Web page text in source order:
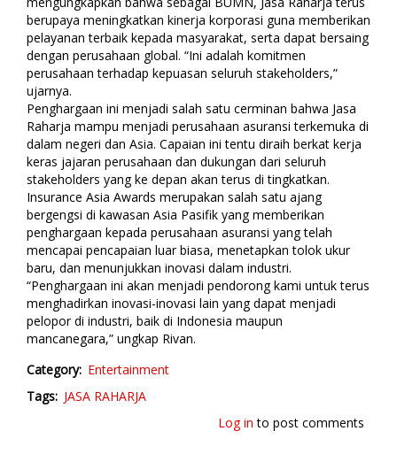
berupaya meningkatkan kinerja korporasi guna memberikan
pelayanan terbaik kepada masyarakat, serta dapat bersaing
dengan perusahaan global. “Ini adalah komitmen
perusahaan terhadap kepuasan seluruh stakeholders,”
ujarnya.
Penghargaan ini menjadi salah satu cerminan bahwa Jasa
Raharja mampu menjadi perusahaan asuransi terkemuka di
dalam negeri dan Asia. Capaian ini tentu diraih berkat kerja
keras jajaran perusahaan dan dukungan dari seluruh
stakeholders yang ke depan akan terus di tingkatkan.
Insurance Asia Awards merupakan salah satu ajang
bergengsi di kawasan Asia Pasifik yang memberikan
penghargaan kepada perusahaan asuransi yang telah
mencapai pencapaian luar biasa, menetapkan tolok ukur
baru, dan menunjukkan inovasi dalam industri.
“Penghargaan ini akan menjadi pendorong kami untuk terus
menghadirkan inovasi-inovasi lain yang dapat menjadi
pelopor di industri, baik di Indonesia maupun
mancanegara,” ungkap Rivan.
Category Entertainment
Tags JASA RAHARJA
Log in to post comments